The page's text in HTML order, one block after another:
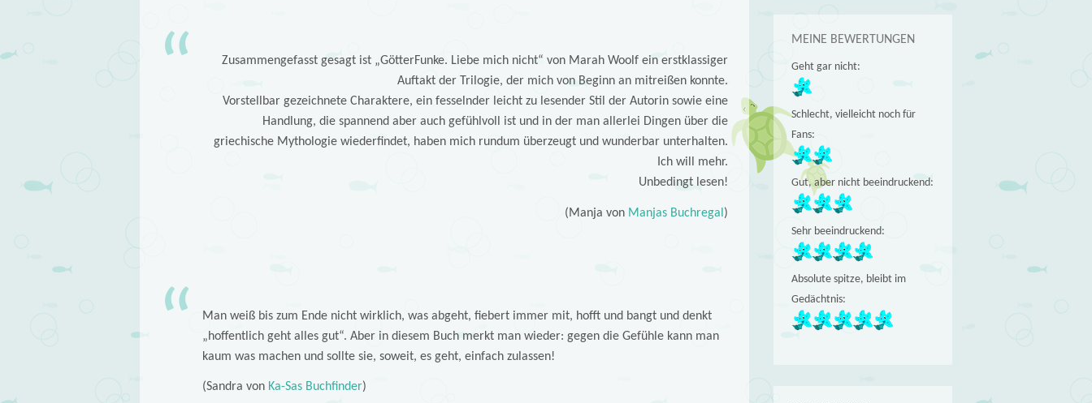
Zusammengefasst gesagt ist „GötterFunke. Liebe mich nicht“ von Marah Woolf ein erstklassiger
Auftakt der Trilogie, der mich von Beginn an mitreißen konnte.
Vorstellbar gezeichnete Charaktere, ein fesselnder leicht zu lesender Stil der Autorin sowie eine
Handlung, die spannend aber auch gefühlvoll ist und in der man allerlei Dingen über die
griechische Mythologie wiederfindet, haben mich rundum überzeugt und wunderbar unterhalten.
Ich will mehr.
Unbedingt lesen!
(Manja von Manjas Buchregal )
Man weiß bis zum Ende nicht wirklich, was abgeht, fiebert immer mit, hofft und bangt und denkt
„hoffentlich geht alles gut“. Aber in diesem Buch merkt man wieder: gegen die Gefühle kann man
kaum was machen und sollte sie, soweit, es geht, einfach zulassen!
(Sandra von Ka-Sas Buchfinder)
MEINE BEWERTUNGEN
Geht gar nicht:
Schlecht, vielleicht noch für
Fans:
Gut, aber nicht beeindruckend:
Sehr beeindruckend:
Absolute spitze, bleibt im
Gedächtnis: